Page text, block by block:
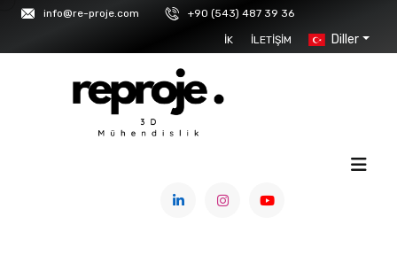
info@re-proje.com +90 (543) 487 39 36
İK İLETIŞIM Diller